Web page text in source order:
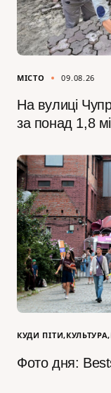
МІСТО 09.08.26
На вулиці
за понад 1,8
КУДИ ПІТИ КУЛЬТУРА
Фото дня: